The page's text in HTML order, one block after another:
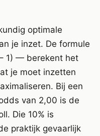
optimale
je inzet. De formule
1) — berekent het
je moet inzetten
Bij een
van 2,00 is de
Die 10% is
praktijk gevaarlijk